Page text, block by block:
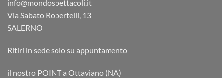
info@mondospettacoli.it
Via Sabato Robertelli, 13
SALERNO
Ritiri in sede solo su appuntamento
il nostro POINT a Ottaviano (NA)